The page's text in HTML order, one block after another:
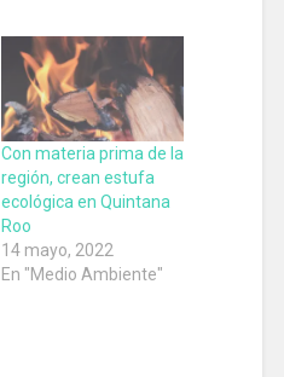
Con materia prima de la
región, crean estufa
ecológica en Quintana
Roo
14 mayo, 2022
En "Medio Ambiente"